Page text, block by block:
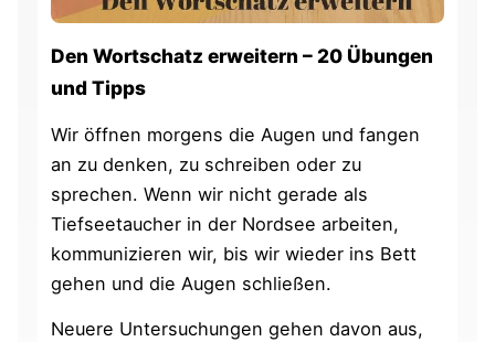
Den Wortschatz erweitern – 20 Übungen
und Tipps
Wir öffnen morgens die Augen und fangen
an zu denken, zu schreiben oder zu
sprechen. Wenn wir nicht gerade als
Tiefseetaucher in der Nordsee arbeiten,
kommunizieren wir, bis wir wieder ins Bett
gehen und die Augen schließen.
Neuere Untersuchungen gehen davon aus,